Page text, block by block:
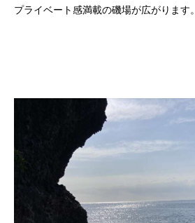
プライベート感満載の磯場が広がります。